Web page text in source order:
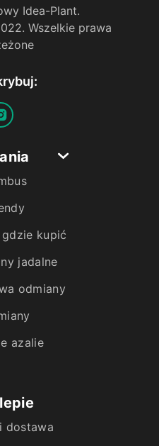
Idea-Plant.
Wszelkie prawa
kupić
jadalne
odmiany
azalie
dostawa